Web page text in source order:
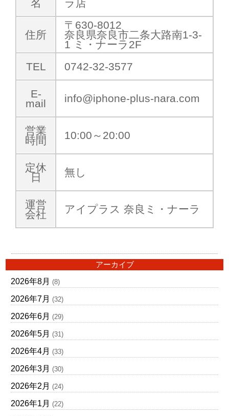
名 ラ店
住所
〒630-8012
奈良県奈良市二条大路南1-3-
1 ミ・ナーラ2F
TEL
0742-32-3577
E-
mail
info@iphone-plus-nara.com
営業
時間
10:00～20:00
定休
日
無し
運営
会社
アイプラス 奈良ミ・ナーラ
アーカイブ
2026年8月 (8)
2026年7月 (32)
2026年6月 (29)
2026年5月 (31)
2026年4月 (33)
2026年3月 (30)
2026年2月 (24)
2026年1月 (22)